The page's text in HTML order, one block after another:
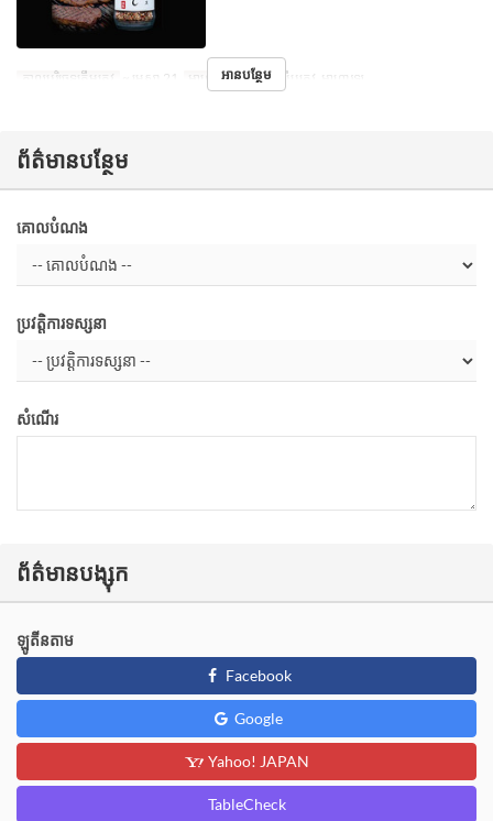
កាលបរិច្ឆេទត្រឹមត្រូវ ~ មេសា 21 អាហារ ថ្ងៃត្រង់, ថែប្រឹបត្រូវ, អាហារឡ
អានបន្ថែម
ព័ត៌មានបន្ថែម
គោលបំណង
ប្រវត្តិការទស្សនា
សំណើរ
ព័ត៌មានបង្សុក
ឡូតីនតាម
Facebook
Google
Yahoo! JAPAN
TableCheck